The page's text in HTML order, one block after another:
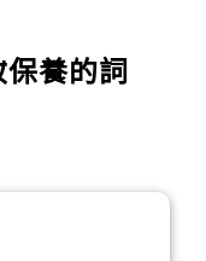
養的詞